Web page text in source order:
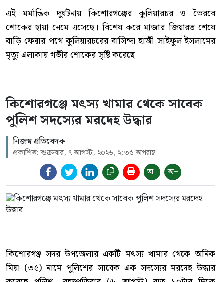
এই মর্মান্তিক দুর্ঘটনায় কিশোরগঞ্জের কুলিয়ারচর ও ভৈরবে
শোকের ছায়া নেমে এসেছে। বিশেষ করে মাজার জিয়ারত শেষে
বাড়ি ফেরার পথে কুলিয়ারচরের বাসিন্দা হাজী সাইফুল ইসলামের
মৃত্যু এলাকায় গভীর শোকের সৃষ্টি করেছে।
কিশোরগঞ্জে মৎস্য খামার থেকে সাবেক
পুলিশ সদস্যের মরদেহ উদ্ধার
নিজস্ব প্রতিবেদক
প্রকাশিত: শুক্রবার, ৭ আগস্ট, ২০২৬, ২:৩৫ অপরাহ্ণ
অ- অ+
কিশোরগঞ্জ সদর উপজেলার একটি মৎস্য খামার থেকে অনিক
মিয়া (৩৫) নামে পুলিশের সাবেক এক সদস্যের মরদেহ উদ্ধার